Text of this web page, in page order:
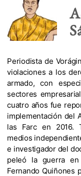
Periodista de
violaciones a los
armado, con
sectores
cuatro años fue
implementación del
las Farc en 2016.
medios
e investigador del
peleó la guerra en
Fernando Quiñones